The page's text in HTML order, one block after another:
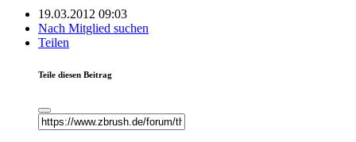
19.03.2012 09:03
Nach Mitglied suchen
Teilen
Teile diesen Beitrag